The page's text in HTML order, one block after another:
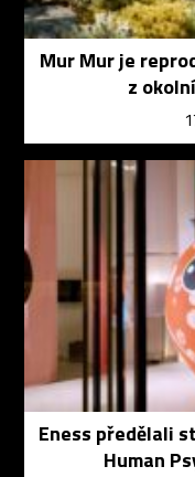
Mur Mur je
z
Eness předělali
Human